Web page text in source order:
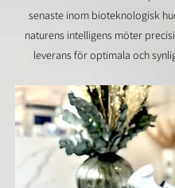
senaste inom bioteknologisk
naturens intelligens möter
leverans för optimala och